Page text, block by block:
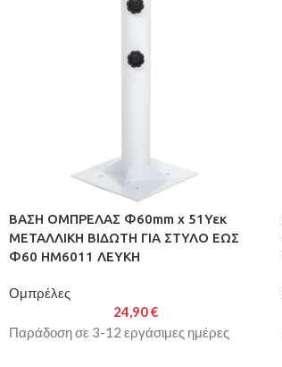
ΒΑΣΗ ΟΜΠΡΕΛΑΣ Φ60mm x 51Υεκ
ΜΕΤΑΛΛΙΚΗ ΒΙΔΩΤΗ ΓΙΑ ΣΤΥΛΟ ΕΩΣ
Φ60 HM6011 ΛΕΥΚΗ
Ομπρέλες
24,90€
Παράδοση σε 3-12 εργάσιμες ημέρες